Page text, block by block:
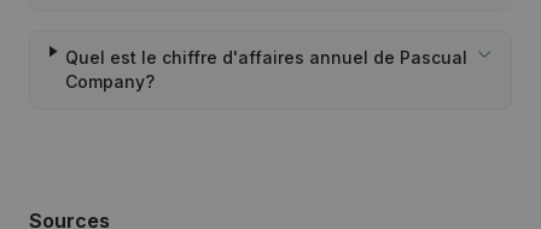
Quel est le chiffre d'affaires annuel de Pascual
Company?
Sources